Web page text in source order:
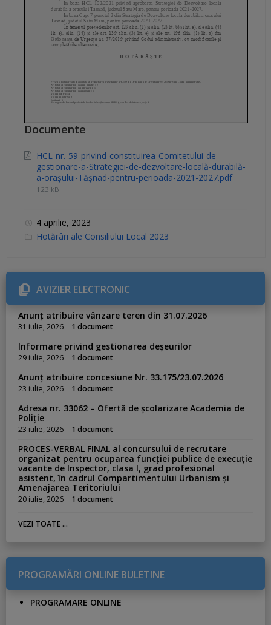
Documente
HCL-nr.-59-privind-constituirea-Comitetului-de-
gestionare-a-Strategiei-de-dezvoltare-locală-durabilă-
a-orașului-Tășnad-pentru-perioada-2021-2027.pdf
123 kB
4 aprilie, 2023
C
r
i
e
s
Hotărâri ale Consiliului Local 2023
AVIZIER ELECTRONIC
Anunț atribuire vânzare teren din 31.07.2026
31 iulie, 2026 1 document
Informare privind gestionarea deșeurilor
29 iulie, 2026 1 document
Anunț atribuire concesiune Nr. 33.175/23.07.2026
23 iulie, 2026 1 document
Adresa nr. 33062 – Ofertă de școlarizare Academia de
Poliție
23 iulie, 2026 1 document
PROCES-VERBAL FINAL al concursului de recrutare
organizat pentru ocuparea funcției publice de execuție
vacante de Inspector, clasa I, grad profesional
asistent, în cadrul Compartimentului Urbanism și
Amenajarea Teritoriului
20 iulie, 2026 1 document
VEZI TOATE ...
PROGRAMĂRI ONLINE BULETINE
PROGRAMARE ONLINE